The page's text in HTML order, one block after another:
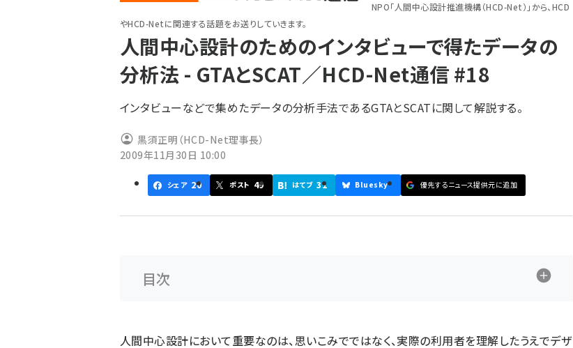
ず
NPO「人間中心設計推進機構（HCD-Net）」から、HCD
やHCD-Netに関連する話題をお送りしていきます。
人間中心設計のためのインタビューで得たデータの
分析法 - GTAとSCAT／HCD-Net通信 #18
インタビューなどで集めたデータの分析手法であるGTAとSCATに関して解説する。
黒須正明（HCD-Net理事長）
2009年11月30日 10:00
シェア 20 ポスト 49 はてブ 31 Bluesky 優先するニュース提供元に追加
目次
人間中心設計において重要なのは、思いこみでではなく、実際の利用者を理解したうえでデザ